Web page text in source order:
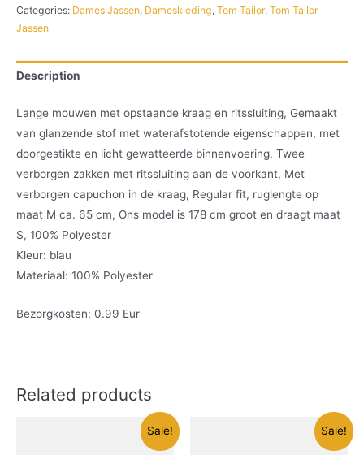
Categories: Dames Jassen, Dameskleding, Tom Tailor, Tom Tailor
Jassen
Description
Lange mouwen met opstaande kraag en ritssluiting, Gemaakt
van glanzende stof met waterafstotende eigenschappen, met
doorgestikte en licht gewatteerde binnenvoering, Twee
verborgen zakken met ritssluiting aan de voorkant, Met
verborgen capuchon in de kraag, Regular fit, ruglengte op
maat M ca. 65 cm, Ons model is 178 cm groot en draagt maat
S, 100% Polyester
Kleur: blau
Materiaal: 100% Polyester
Bezorgkosten: 0.99 Eur
Related products
Sale! Sale!